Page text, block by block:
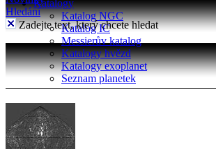
Katalogy
Katalog NGC
Katalog IC
Messierův katalog
Katalogy hvězd
Katalogy exoplanet
Seznam planetek
Hledání
Zadejte text, který chcete hledat